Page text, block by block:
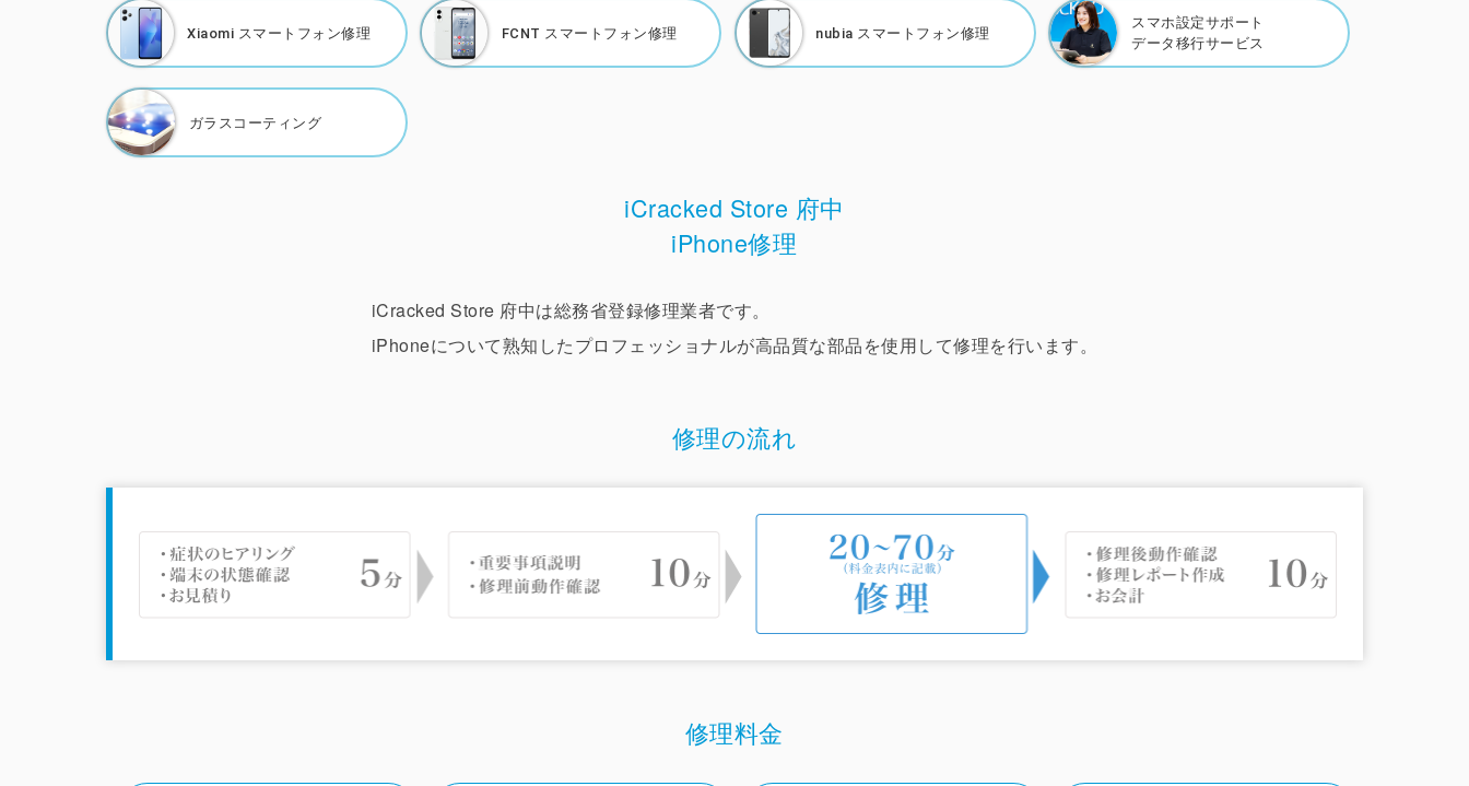
Xiaomi スマートフォン修理 FCNT スマートフォン修理 nubia スマートフォン修理
スマホ設定サポート
データ移行サービス
ガラスコーティング
iCracked Store 府中
iPhone修理
iCracked Store 府中は総務省登録修理業者です。
iPhoneについて熟知したプロフェッショナルが高品質な部品を使用して修理を行います。
修理の流れ
修理料金